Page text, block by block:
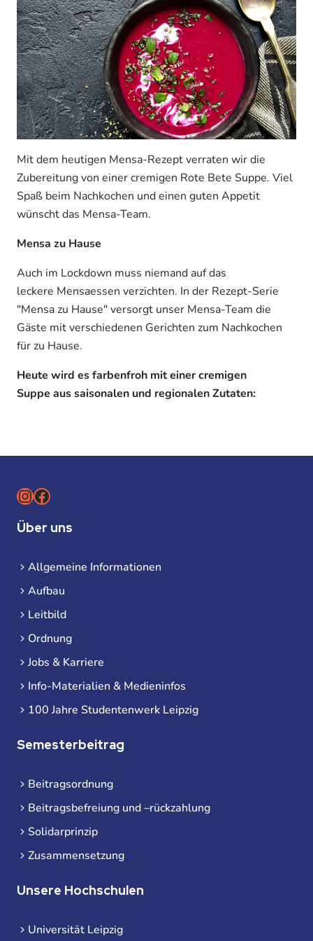
Mit dem heutigen Mensa-Rezept verraten wir die
Zubereitung von einer cremigen Rote Bete Suppe. Viel
Spaß beim Nachkochen und einen guten Appetit
wünscht das Mensa-Team.
Mensa zu Hause
Auch im Lockdown muss niemand auf das
leckere Mensaessen verzichten. In der Rezept-Serie
"Mensa zu Hause" versorgt unser Mensa-Team die
Gäste mit verschiedenen Gerichten zum Nachkochen
für zu Hause.
Heute wird es farbenfroh mit einer cremigen
Suppe aus saisonalen und regionalen Zutaten:
Instagram
Facebook
Über uns
Allgemeine Informationen
Aufbau
Leitbild
Ordnung
Jobs & Karriere
Info-Materialien & Medieninfos
100 Jahre Studentenwerk Leipzig
Semesterbeitrag
Beitragsordnung
Beitragsbefreiung und –rückzahlung
Solidarprinzip
Zusammensetzung
Unsere Hochschulen
Universität Leipzig